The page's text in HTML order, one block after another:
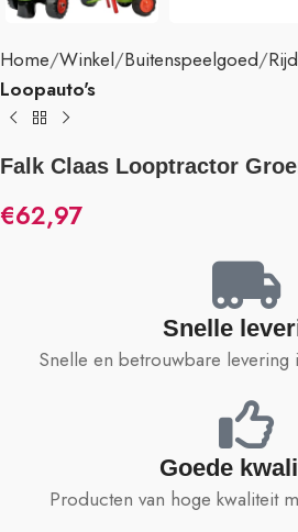
Home Winkel Buitenspeelgoed
Loopauto's
Falk Claas Looptractor
€62,97
Snelle
Snelle en betrouwbare levering
Goede
Producten van hoge kwaliteit